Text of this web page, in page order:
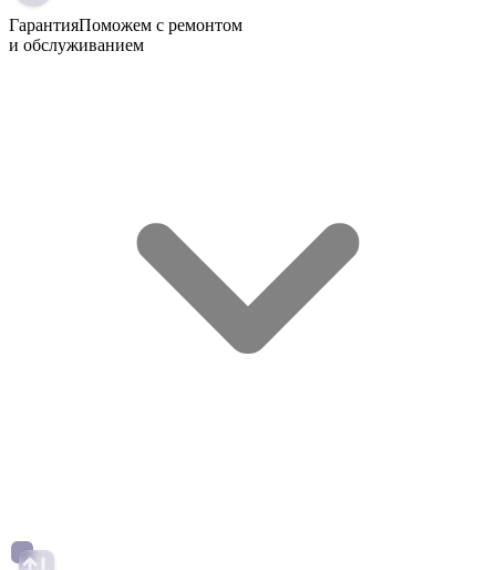
ГарантияПоможем с ремонтом
и обслуживанием